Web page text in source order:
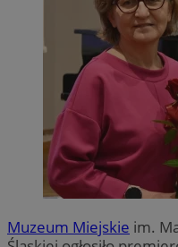
Muzeum Miejskie im.